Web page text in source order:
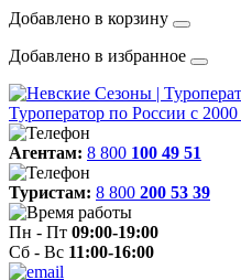
Добавлено в корзину
Добавлено в избранное
Туроператор по России с 2000
Агентам: 8 800 100 49 51
Туристам: 8 800 200 53 39
Пн - Пт 09:00-19:00
Сб - Вс 11:00-16:00